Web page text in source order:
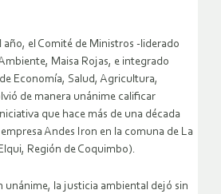
año, el Comité de Ministros -liderado
Maisa Rojas, e integrado
Economía, Salud, Agricultura,
de manera unánime calificar
que hace más de una década
Andes Iron en la comuna de La
Región de Coquimbo).
unánime, la justicia ambiental dejó sin